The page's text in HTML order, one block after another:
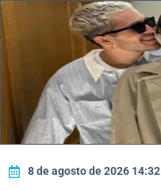
8 de agosto de 2026 14:32